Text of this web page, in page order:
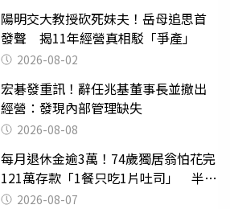
陽明交大教授砍死妹夫！岳母追思首
發聲 揭11年經營真相駁「爭產」
2026-08-02
宏碁發重訊！辭任兆基董事長並撤出
經營：發現內部管理缺失
2026-08-08
每月退休金逾3萬！74歲獨居翁怕花完
121萬存款「1餐只吃1片吐司」 半年
後暴瘦嚇壞女兒
2026-08-07